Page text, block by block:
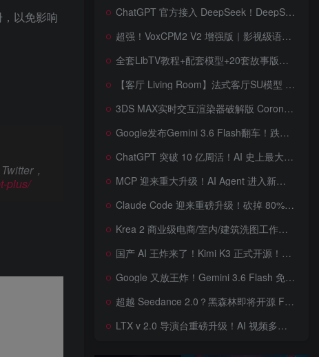
以免影响
，
plus/
ChatGPT 官方接入 DeepSeek！DeepSeek V4 Flash 0731 重磅开源发布！AI 编程能力全面升级，支持识图、支持 Responses API，本地部署全攻略！
超强！VoxCPM2 V2 增强版｜影视级语音克隆，音色永久保存，文字转语音+AI声音克隆+方言 + ai语音设计+多人对话 + 字幕全搞定
全套LibTV教程+配套模型+20套故事版参考(含提示词)轻松学会AI短剧制作，全套教程走过路过不要错过想在家里赚钱的就学习起来
【客厅 Living Room】法式客厅SU模型 French-style living room SketchUp model
3DS MAX实时交互渲染器破解版 Corona Render 15 Hotfix 2 For 3ds Max 2018 ~ 2027 Win + 离线材质预设库
Google发布Gemini 3.6 Flash翻车！跌出全球智能榜前十！Google 新模型遭遇口碑争议，附个人一些使用体验——变慢/降智/弱智，Gemini现在真的是一团糟，Google版豆包！
ChatGPT 突破 10 亿周活！AI 史上最大用户奇迹背后，OpenAI 正面对一场百亿美元级商业挑战
MCP 迎来重大升级！AI Agent 进入新纪元，模型上下文协议全面重构，未来 AI 工具生态将被重新定义，AI工具接口进入倒计时开始！
Claude Code 迎来重磅升级！砍掉 80% 系统提示词一键瘦身优化，新增 /doctor 诊断命令，AI 编程效率再次提升
Krea 2 商业级电商/室内/建筑洗图工作流首次公开！三套工作流 + 三档预设 + JSON 反推，RAW、Turbo、Depth、4 倍增强一次学会
国产 AI 王炸来了！Kimi K3 正式开源！免费下载全球最大 2.8 万亿参数模型，国产开源 AI 首次逼近闭源天花板
Google 又放王炸！Gemini 3.6 Flash 免费开放，AI 编程、Agent 能力暴涨，开发者必体验的新一代 AI 模型，性能再次刷新纪录
超越 Seedance 2.0？黑森林即将开源 FLUX 3 Dev！Self-Flow 世界模型首次曝光，20 秒音画同步 AI 视频时代来了！
LTX v 2.0 导演台重磅升级！AI 视频多角色、多场景、多参考控制全面增强生成来了，角色一致性暴涨，终于像电影一样可控，一键打造电影级AI 短片